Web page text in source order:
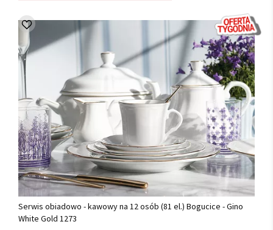
Serwis obiadowo - kawowy na 12 osób (81 el.) Bogucice - Gino
White Gold 1273